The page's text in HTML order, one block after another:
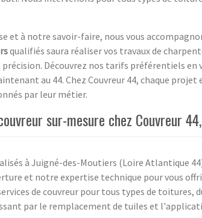
et à notre savoir-faire, nous vous
qualifiés saura réaliser vos travaux de
Découvrez nos tarifs préférentiels
au 44. Chez Couvreur 44, chaque projet
par leur métier.
sur-mesure chez Couvreur
à Juigné-des-Moutiers (Loire Atlantique
et notre expertise technique pour vous
de couvreur pour tous types de toitures,
par le remplacement de tuiles et